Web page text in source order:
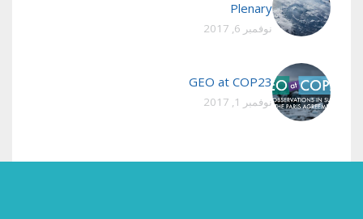
Plenary
نوفمبر 6, 2017
GEO at COP23
نوفمبر 1, 2017